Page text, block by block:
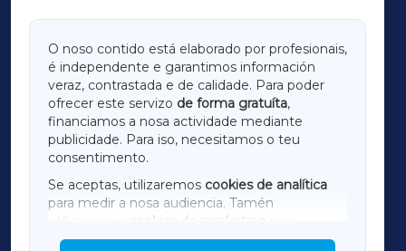
O noso contido está elaborado por profesionais,
é independente e garantimos información
veraz, contrastada e de calidade. Para poder
ofrecer este servizo de forma gratuíta,
financiamos a nosa actividade mediante
publicidade. Para iso, necesitamos o teu
consentimento.
Se aceptas, utilizaremos cookies de analítica
para medir a nosa audiencia. Tamén
utilizaremos
cookies de marketing
mostrar publicidade de terceiros.
LUGOXA
TERRACHAXA
AMARIÑAXA